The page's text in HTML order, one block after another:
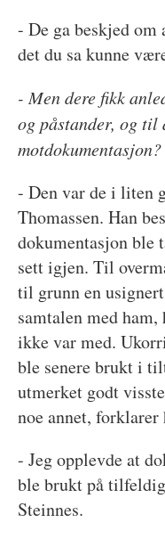
- De ga beskjed
det du sa kunne
- Men dere fikk
og påstander, og til
motdokumentasjon?
- Den var de i liten
Thomassen. Han
dokumentasjon ble
sett igjen. Til
til grunn en
samtalen med
ikke var med.
ble senere brukt i
utmerket godt
noe annet, forklarer
- Jeg opplevde at
ble brukt på
Steinnes.